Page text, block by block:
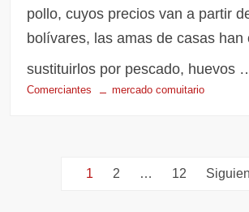
pollo, cuyos precios van a partir
bolívares, las amas de casas han
sustituirlos por pescado, huevos
Comerciantes mercado comuitario
1 2 … 12